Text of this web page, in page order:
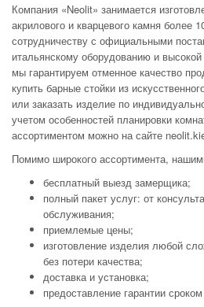
Компания «Neolit» занимается
акрилового и кварцевого камня более
сотрудничеству с официальными
итальянскому оборудованию и
мы гарантируем отменное качество
купить барные стойки из
или заказать изделие по
учетом особенностей планировки
ассортиментом можно на сайте
Помимо широкого ассортимента,
бесплатный выезд замерщика;
полный пакет услуг: от
обслуживания;
приемлемые цены;
изготовление изделия любой
без потери качества;
доставка и установка;
предоставление гарантии